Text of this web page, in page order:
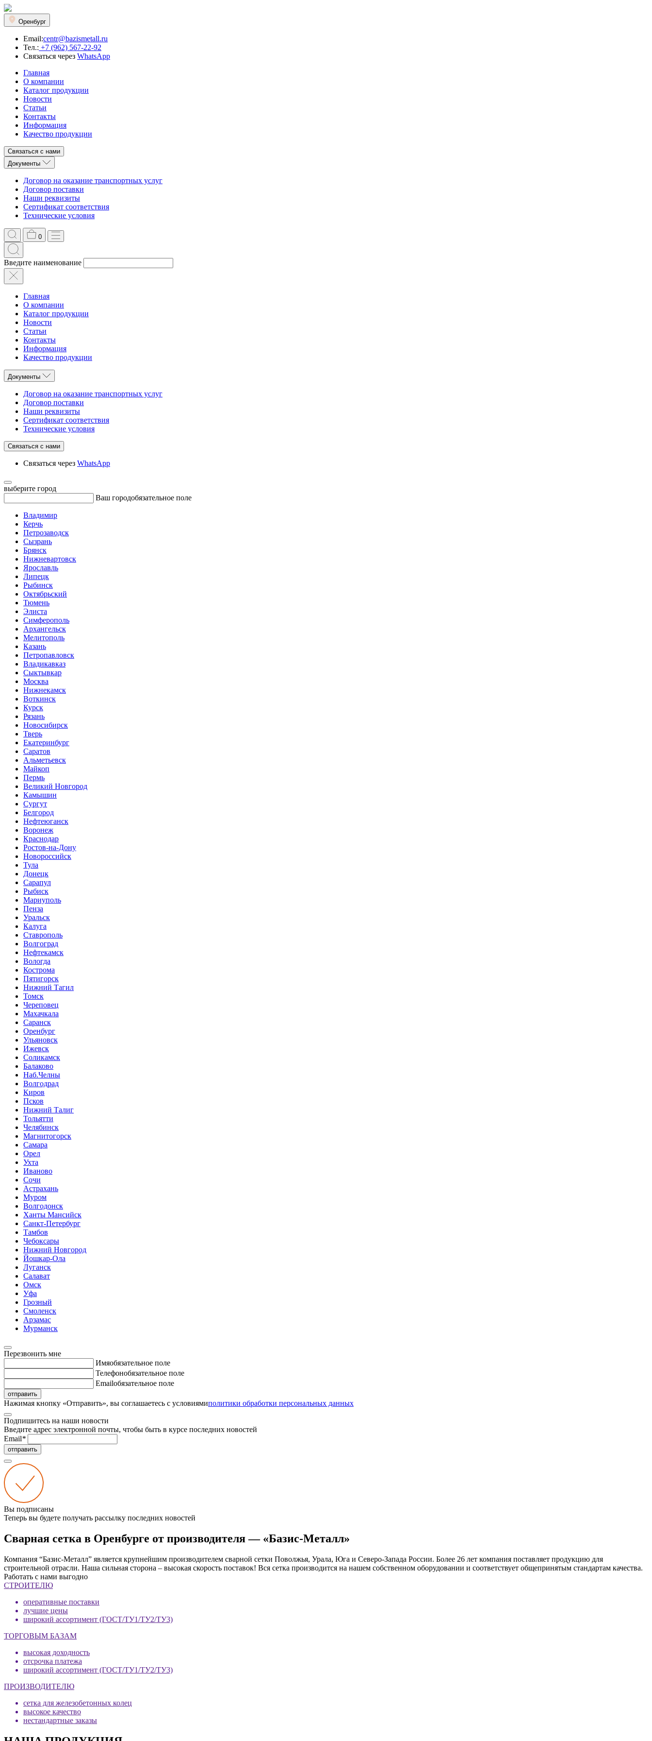
Оренбург
Email:centr@bazismetall.ru
Тел.: +7 (962) 567-22-92
Связаться через WhatsApp
Главная
О компании
Каталог продукции
Новости
Статьи
Контакты
Информация
Качество продукции
Связаться с нами
Документы
Договор на оказание транспортных услуг
Договор поставки
Наши реквизиты
Сертификат соответствия
Технические условия
0
Введите наименование
Главная
О компании
Каталог продукции
Новости
Статьи
Контакты
Информация
Качество продукции
Документы
Договор на оказание транспортных услуг
Договор поставки
Наши реквизиты
Сертификат соответствия
Технические условия
Связаться с нами
Связаться через WhatsApp
выберите город
Ваш городобязательное поле
Владимир
Керчь
Петрозаводск
Сызрань
Брянск
Нижневартовск
Ярославль
Липецк
Рыбинск
Октябрьский
Тюмень
Элиста
Симферополь
Архангельск
Мелитополь
Казань
Петропавловск
Владикавказ
Сыктывкар
Москва
Нижнекамск
Воткинск
Курск
Рязань
Новосибирск
Тверь
Екатеринбург
Саратов
Альметьевск
Майкоп
Пермь
Великий Новгород
Камышин
Сургут
Белгород
Нефтеюганск
Воронеж
Краснодар
Ростов-на-Дону
Новороссийск
Тула
Донецк
Сарапул
Рыбиск
Мариуполь
Пенза
Уральск
Калуга
Ставрополь
Волгоград
Нефтекамск
Вологда
Кострома
Пятигорск
Нижний Тагил
Томск
Череповец
Махачкала
Саранск
Оренбург
Ульяновск
Ижевск
Соликамск
Балаково
Наб.Челны
Волгодрад
Киров
Псков
Нижний Талиг
Тольятти
Челябинск
Магнитогорск
Самара
Орел
Ухта
Иваново
Сочи
Астрахань
Муром
Волгодонск
Ханты Мансийск
Санкт-Петербург
Тамбов
Чебоксары
Нижний Новгород
Йошкар-Ола
Луганск
Салават
Омск
Уфа
Грозный
Смоленск
Арзамас
Мурманск
Перезвонить мне
Имяобязательное поле
Телефонобязательное поле
Emailобязательное поле
отправить
Нажимая кнопку «Отправить», вы соглашаетесь с условиямиполитики обработки персональных данных
Подпишитесь на наши новости
Введите адрес электронной почты, чтобы быть в курсе последних новостей
Email*
отправить
Вы подписаны
Теперь вы будете получать рассылку последних новостей
Сварная сетка в Оренбурге от производителя — «Базис-Металл»
Компания “Базис-Металл” является крупнейшим производителем сварной сетки Поволжья, Урала, Юга и Северо-Запада России. Более 26 лет компания поставляет продукцию для
строительной отрасли. Наша сильная сторона – высокая скорость поставок! Вся сетка производится на нашем собственном оборудовании и соответствует общепринятым стандартам качества.
Работать с нами выгодно
СТРОИТЕЛЮ
оперативные поставки
лучшие цены
широкий ассортимент (ГОСТ/ТУ1/ТУ2/ТУ3)
ТОРГОВЫМ БАЗАМ
высокая доходность
отсрочка платежа
широкий ассортимент (ГОСТ/ТУ1/ТУ2/ТУ3)
ПРОИЗВОДИТЕЛЮ
сетка для железобетонных колец
высокое качество
нестандартные заказы